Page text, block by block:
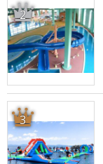
2
3